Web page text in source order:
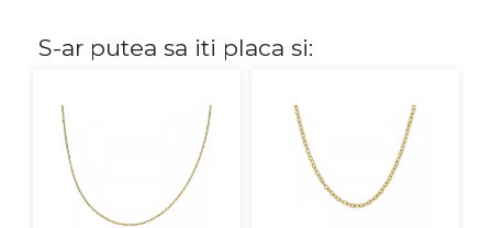
Cu pietre
Diamante
S-ar putea sa iti placa si: